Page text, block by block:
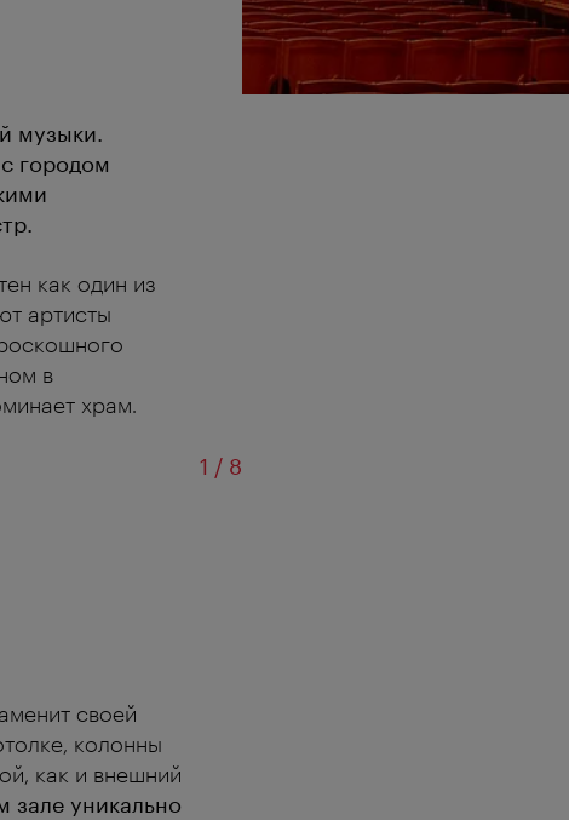
музыки.
городом
как один из
артисты
в
храм.
1 /из
8
своей
колонны
как и внешний
зале уникально